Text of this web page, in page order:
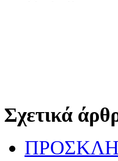
Σχετικά